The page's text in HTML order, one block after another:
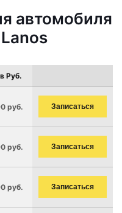
автомобиля
Руб.
руб. Записаться
руб. Записаться
руб. Записаться